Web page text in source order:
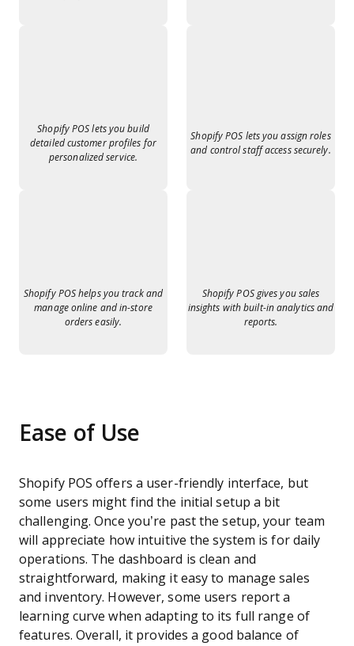
Shopify POS lets you build
detailed customer profiles for
personalized service.
Shopify POS lets you assign roles
and control staff access securely.
Shopify POS helps you track and
manage online and in-store
orders easily.
Shopify POS gives you sales
insights with built-in analytics and
reports.
Ease of Use
Shopify POS offers a user-friendly interface, but
some users might find the initial setup a bit
challenging. Once you’re past the setup, your team
will appreciate how intuitive the system is for daily
operations. The dashboard is clean and
straightforward, making it easy to manage sales
and inventory. However, some users report a
learning curve when adapting to its full range of
features. Overall, it provides a good balance of